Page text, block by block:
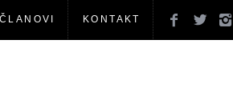
ČLANOVI KONTAKT